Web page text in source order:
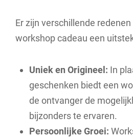
Er zijn verschillende
workshop cadeau een
Uniek en Origineel: In
geschenken biedt een
de ontvanger de
bijzonders te ervaren.
Persoonlijke Groei: